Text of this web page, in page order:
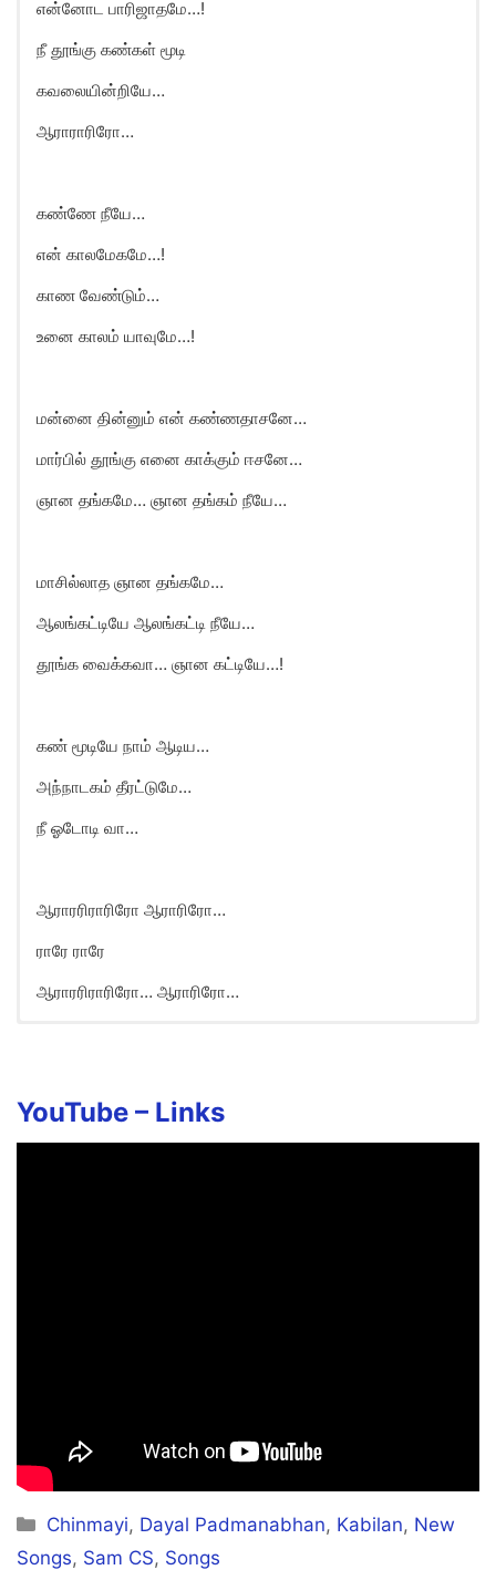
என்னோட பாரிஜாதமே…!
நீ தூங்கு கண்கள் மூடி
கவலையின்றியே…
ஆராராரிரோ…
கண்ணே நீயே…
என் காலமேகமே…!
காண வேண்டும்…
உனை காலம் யாவுமே…!
மன்னை தின்னும் என் கண்ணதாசனே…
மார்பில் தூங்கு எனை காக்கும் ஈசனே…
ஞான தங்கமே… ஞான தங்கம் நீயே…
மாசில்லாத ஞான தங்கமே…
ஆலங்கட்டியே ஆலங்கட்டி நீயே…
தூங்க வைக்கவா… ஞான கட்டியே…!
கண் மூடியே நாம் ஆடிய…
அந்நாடகம் தீரட்டுமே…
நீ ஓடோடி வா…
ஆராரரிராரிரோ ஆராரிரோ…
ராரே ராரே
ஆராரரிராரிரோ… ஆராரிரோ…
YouTube – Links
Categories
Chinmayi, Dayal Padmanabhan, Kabilan, New
Songs, Sam CS, Songs